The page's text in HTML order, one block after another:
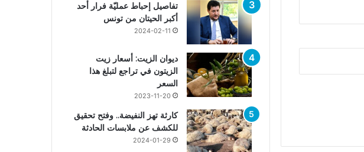
تفاصيل إحباط عمليّة فرار أحد
أكبر الحيتان من تونس
2024-02-11
ديوان الزيت: أسعار زيت
الزيتون في تراجع لتبلغ هذا
السعر
2023-11-20
كارثة تهز النفيضة.. وفتح تحقيق
للكشف عن ملابسات الحادثة
2024-01-29